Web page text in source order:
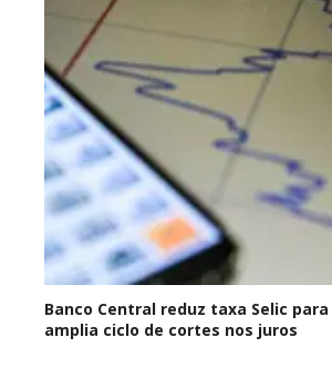
Banco Central reduz taxa Selic para
amplia ciclo de cortes nos juros